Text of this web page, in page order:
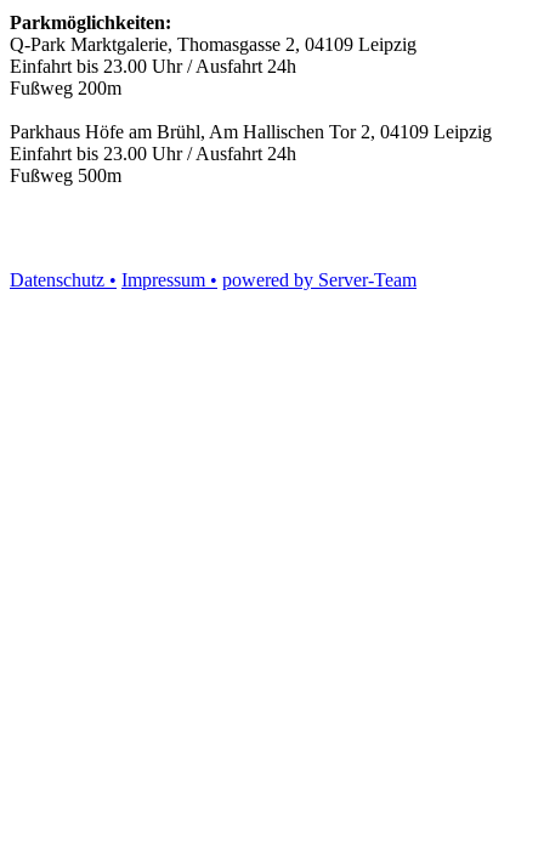
Parkmöglichkeiten:
Q-Park Marktgalerie, Thomasgasse 2, 04109 Leipzig
Einfahrt bis 23.00 Uhr / Ausfahrt 24h
Fußweg 200m
Parkhaus Höfe am Brühl, Am Hallischen Tor 2, 04109 Leipzig
Einfahrt bis 23.00 Uhr / Ausfahrt 24h
Fußweg 500m
Datenschutz • Impressum • powered by Server-Team